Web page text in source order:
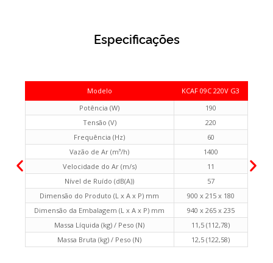
Especificações
Modelo
KCAF 09C 220V G3
Potência (W)
190
Tensão (V)
220
Frequência (Hz)
60
Vazão de Ar (m³/h)
1400
Velocidade do Ar (m/s)
11
Nível de Ruído (dB(A))
57
Dimensão do Produto (L x A x P) mm
900 x 215 x 180
Dimensão da Embalagem (L x A x P) mm
940 x 265 x 235
Massa Líquida (kg) / Peso (N)
11,5 (112,78)
Massa Bruta (kg) / Peso (N)
12,5 (122,58)